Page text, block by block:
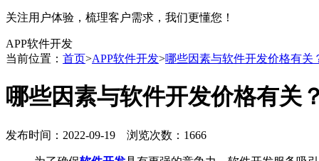
关注用户体验，梳理客户需求，我们更懂您！
APP软件开发
当前位置： 首页>APP软件开发>哪些因素与软件开发价格有关
哪些因素与软件开发价格有关
发布时间：2022-09-19 浏览次数：1666